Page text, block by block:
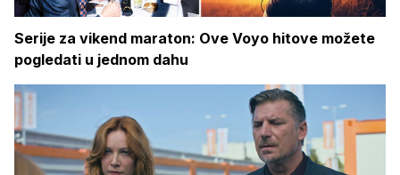
Serije za vikend maraton: Ove Voyo hitove možete
pogledati u jednom dahu